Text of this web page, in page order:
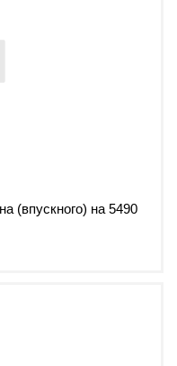
(впускного) на 5490